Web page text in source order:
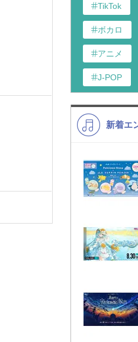
TikTok
ボカロ
アニメ
J-POP
K-POP
VTuber
新着エ